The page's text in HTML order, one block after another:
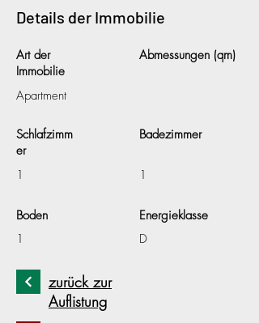
Details der Immobilie
Art der
Immobilie
Apartment
Schlafzimm
er
1
Boden
1
Abmessungen (qm)
Badezimmer
1
Energieklasse
D
zurück zur
Auflistung